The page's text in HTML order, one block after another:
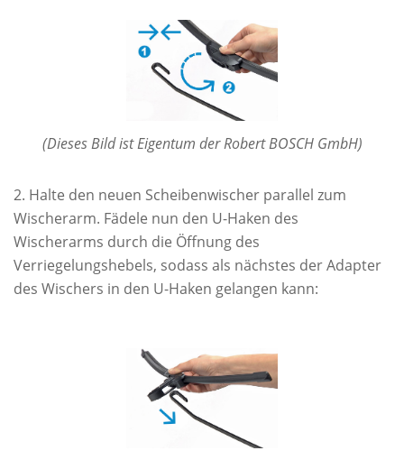
(Dieses Bild ist Eigentum der Robert BOSCH GmbH)
Halte den neuen Scheibenwischer parallel zum
Wischerarm. Fädele nun den U-Haken des
Wischerarms durch die Öffnung des
Verriegelungshebels, sodass als nächstes der Adapter
des Wischers in den U-Haken gelangen kann: